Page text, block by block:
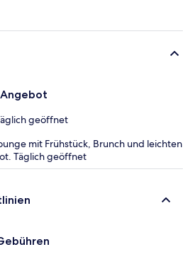
geöffnet
mit Frühstück, Brunch und leichten
Täglich geöffnet